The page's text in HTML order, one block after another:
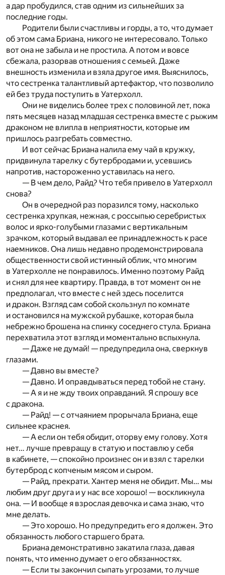
а дар пробудился, став одним из сильнейших за
последние годы.
Родители были счастливы и горды, а то, что думает
об этом сама Бриана, никого не интересовало. Только
вот она не забыла и не простила. А потом и вовсе
сбежала, разорвав отношения с семьей. Даже
внешность изменила и взяла другое имя. Выяснилось,
что сестренка талантливый артефактор, что позволило
ей без труда поступить в Уатерхолл.
Они не виделись более трех с половиной лет, пока
пять месяцев назад младшая сестренка вместе с рыжим
драконом не влипла в неприятности, которые им
пришлось разгребать совместно.
И вот сейчас Бриана налила ему чай в кружку,
придвинула тарелку с бутербродами и, усевшись
напротив, настороженно уставилась на него.
— В чем дело, Райд? Что тебя привело в Уатерхолл
снова?
Он в очередной раз поразился тому, насколько
сестренка хрупкая, нежная, с россыпью серебристых
волос и ярко-голубыми глазами с вертикальным
зрачком, который выдавал ее принадлежность к расе
наемников. Она лишь недавно продемонстрировала
общественности свой истинный облик, что многим
в Уатерхолле не понравилось. Именно поэтому Райд
и снял для нее квартиру. Правда, в тот момент он не
предполагал, что вместе с ней здесь поселится
и дракон. Взгляд сам собой скользнул по комнате
и остановился на мужской рубашке, которая была
небрежно брошена на спинку соседнего стула. Бриана
перехватила этот взгляд и моментально вспыхнула.
— Даже не думай! — предупредила она, сверкнув
глазами.
— Давно вы вместе?
— Давно. И оправдываться перед тобой не стану.
— А я и не жду твоих оправданий. Я спрошу все
с дракона.
— Райд! — с отчаянием прорычала Бриана, еще
сильнее краснея.
— А если он тебя обидит, оторву ему голову. Хотя
нет… лучше превращу в статую и поставлю у себя
в кабинете, — спокойно произнес он и взял с тарелки
бутерброд с копченым мясом и сыром.
— Райд, прекрати. Хантер меня не обидит. Мы… мы
любим друг друга и у нас все хорошо! — воскликнула
она. — И вообще я взрослая девочка и сама знаю, что
мне делать.
— Это хорошо. Но предупредить его я должен. Это
обязанность любого старшего брата.
Бриана демонстративно закатила глаза, давая
понять, что именно думает о его обязанностях.
— Если ты закончил сыпать угрозами, то лучше